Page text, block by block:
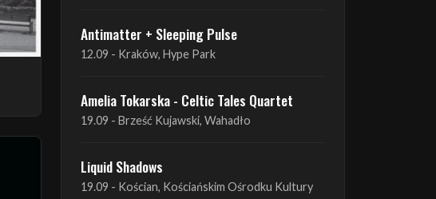
Amelia Tokarska - Celtic Tales Quartet
19.09 - Brześć Kujawski, Wahadło
Liquid Shadows
19.09 - Kościan, Kościańskim Ośrodku Kultury
Amelia Tokarska - Celtic Tales Quartet
20.09 - Brześć Kujawski, Wahadło